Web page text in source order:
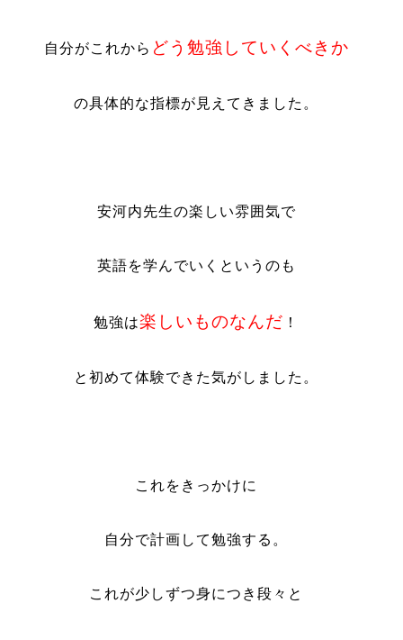
自分がこれから どう勉強していくべきか
の具体的な指標が見えてきました。
安河内先生の楽しい雰囲気で
英語を学んでいくというのも
勉強は楽しいものなんだ ！
と初めて体験できた気がしました。
これをきっかけに
自分で計画して勉強する。
これが少しずつ身につき段々と